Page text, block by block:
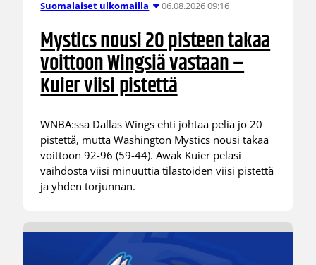
Suomalaiset ulkomailla 06.08.2026 09:16
Mystics nousi 20 pisteen takaa
voittoon Wingsiä vastaan –
Kuier viisi pistettä
WNBA:ssa Dallas Wings ehti johtaa peliä jo 20
pistettä, mutta Washington Mystics nousi takaa
voittoon 92-96 (59-44). Awak Kuier pelasi
vaihdosta viisi minuuttia tilastoiden viisi pistettä
ja yhden torjunnan.